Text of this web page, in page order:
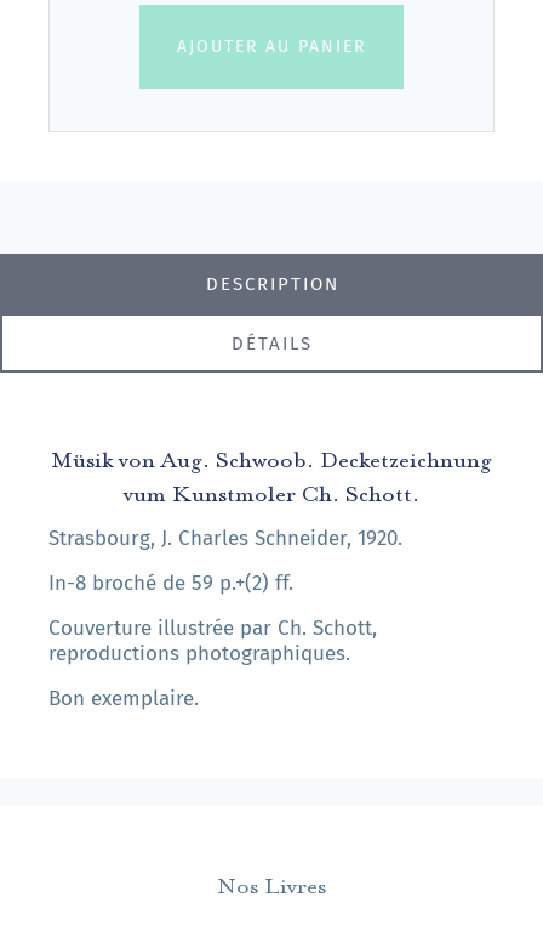
AJOUTER AU PANIER
DESCRIPTION
DÉTAILS
Müsik von Aug. Schwoob. Decketzeichnung
vum Kunstmoler Ch. Schott.
Strasbourg, J. Charles Schneider, 1920.
In-8 broché de 59 p.+(2) ff.
Couverture illustrée par Ch. Schott,
reproductions photographiques.
Bon exemplaire.
Nos Livres